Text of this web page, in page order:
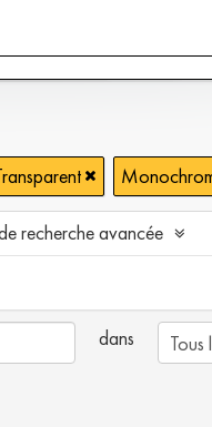
recherche avancée
dans